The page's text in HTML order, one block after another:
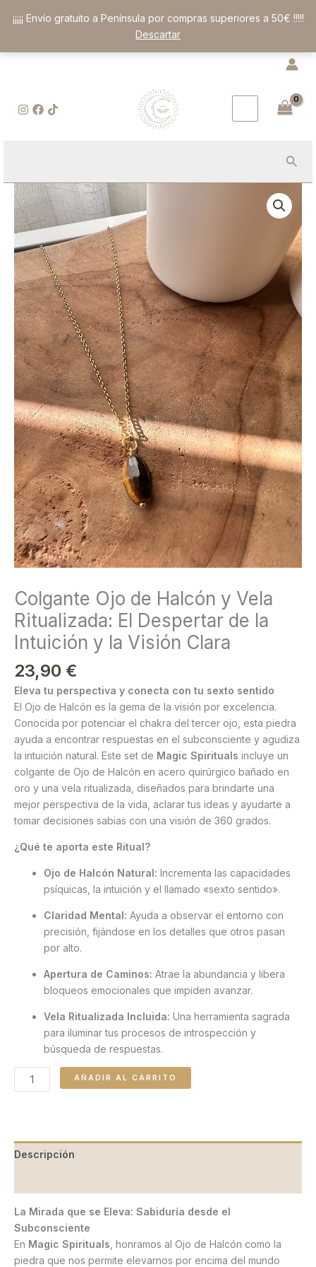
¡¡¡¡¡ Envío gratuito a Península por compras superiores a 50€ !!!!!
Descartar
Colgante Ojo de Halcón y Vela
Ritualizada: El Despertar de la
Intuición y la Visión Clara
23,90 €
Eleva tu perspectiva y conecta con tu sexto sentido
El Ojo de Halcón es la gema de la visión por excelencia.
Conocida por potenciar el chakra del tercer ojo, esta piedra
ayuda a encontrar respuestas en el subconsciente y agudiza
la intuición natural. Este set de Magic Spirituals incluye un
colgante de Ojo de Halcón en acero quirúrgico bañado en
oro y una vela ritualizada, diseñados para brindarte una
mejor perspectiva de la vida, aclarar tus ideas y ayudarte a
tomar decisiones sabias con una visión de 360 grados.
¿Qué te aporta este Ritual?
Ojo de Halcón Natural: Incrementa las capacidades
psíquicas, la intuición y el llamado «sexto sentido».
Claridad Mental: Ayuda a observar el entorno con
precisión, fijándose en los detalles que otros pasan
por alto.
Apertura de Caminos: Atrae la abundancia y libera
bloqueos emocionales que impiden avanzar.
Vela Ritualizada Incluida: Una herramienta sagrada
para iluminar tus procesos de introspección y
búsqueda de respuestas.
Colgante
Ojo
de
Halcón
y
Vela
Ritualizada:
El
Despertar
de
la
Intuición
y
la
Visión
Clara
cantidad
AÑADIR AL CARRITO
Descripción
La Mirada que se Eleva: Sabiduría desde el
Subconsciente
En Magic Spirituals , honramos al Ojo de Halcón como la
piedra que nos permite elevarnos por encima del mundo